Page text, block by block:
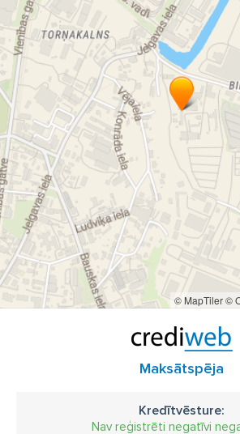
© MapTiler©
Maksātspēja
Kredītvēsture:
Nav reģistrēti negatīvi